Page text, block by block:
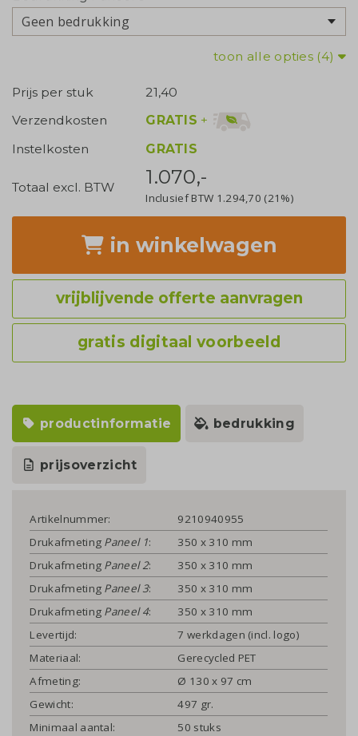
Geen bedrukking
toon alle opties (4)
Prijs per stuk
21,40
Verzendkosten
GRATIS +
Instelkosten
GRATIS
Totaal excl. BTW 1.070,-
Inclusief BTW 1.294,70 (21%)
in winkelwagen
vrijblijvende offerte aanvragen
gratis digitaal voorbeeld
productinformatie bedrukking
prijsoverzicht
Artikelnummer:
9210940955
Drukafmeting Paneel 1:
350 x 310 mm
Drukafmeting Paneel 2:
350 x 310 mm
Drukafmeting Paneel 3:
350 x 310 mm
Drukafmeting Paneel 4:
350 x 310 mm
Levertijd:
7 werkdagen (incl. logo)
Materiaal:
Gerecycled PET
Afmeting:
Ø 130 x 97 cm
Gewicht:
497 gr.
Minimaal aantal:
50 stuks